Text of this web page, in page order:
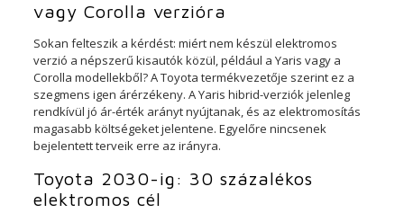
vagy Corolla verzióra
Sokan felteszik a kérdést: miért nem készül elektromos
verzió a népszerű kisautók közül, például a Yaris vagy a
Corolla modellekből? A Toyota termékvezetője szerint ez a
szegmens igen árérzékeny. A Yaris hibrid-verziók jelenleg
rendkívül jó ár-érték arányt nyújtanak, és az elektromosítás
magasabb költségeket jelentene. Egyelőre nincsenek
bejelentett terveik erre az irányra.
Toyota 2030-ig: 30 százalékos
elektromos cél